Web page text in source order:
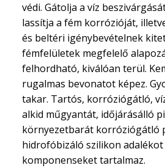
védi. Gátolja a víz
lassítja a fém korrózióját,
és beltéri igénybevételnek
fémfelületek megfelelő
felhordható, kiválóan terül.
rugalmas bevonatot képez.
takar. Tartós, korróziógátló,
alkid műgyantát, időjárásálló
környezetbarát korróziógátló
hidrofóbizáló szilikon adalékot
komponenseket tartalmaz.